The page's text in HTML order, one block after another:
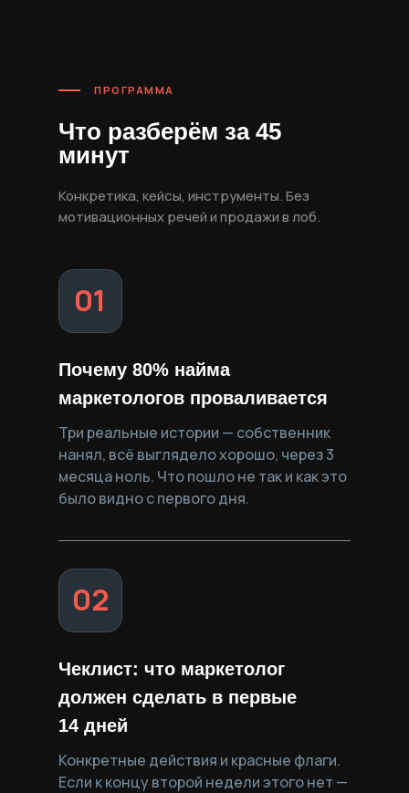
01
ПРОГРАММА
Что разберём за 45
минут
Конкретика, кейсы, инструменты. Без
мотивационных речей и продажи в лоб.
Три реальные истории — собственник
нанял, всё выглядело хорошо, через 3
месяца ноль. Что пошло не так и как это
было видно с первого дня.
Почему 80% найма
маркетологов проваливается
02
Конкретные действия и красные флаги.
Если к концу второй недели этого нет —
Чеклист: что маркетолог
должен сделать в первые
14 дней